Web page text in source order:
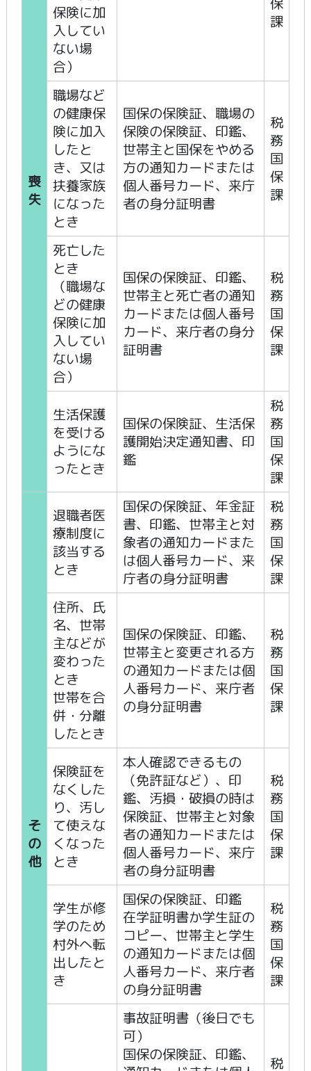
喪
失
保険に加
入してい
ない場
合）
課
職場など
の健康保
険に加入
したと
き、又は
扶養家族
になった
とき
国保の保険証、職場の
保険の保険証、印鑑、
世帯主と国保をやめる
方の通知カードまたは
個人番号カード、来庁
者の身分証明書
税
務
国
保
課
死亡した
とき
（職場な
どの健康
保険に加
入してい
ない場
合）
国保の保険証、印鑑、
世帯主と死亡者の通知
カードまたは個人番号
カード、来庁者の身分
証明書
税
務
国
保
課
生活保護
を受ける
ようにな
ったとき
国保の保険証、生活保
護開始決定通知書、印
鑑
税
務
国
保
課
そ
の
他
退職者医
療制度に
該当する
とき
国保の保険証、年金証
書、印鑑、世帯主と対
象者の通知カードまた
は個人番号カード、来
庁者の身分証明書
税
務
国
保
課
住所、氏
名、世帯
主などが
変わった
とき
世帯を合
併・分離
したとき
国保の保険証、印鑑、
世帯主と変更される方
の通知カードまたは個
人番号カード、来庁者
の身分証明書
税
務
国
保
課
保険証を
なくした
り、汚し
て使えな
くなった
とき
本人確認できるもの
（免許証など）、印
鑑、汚損・破損の時は
保険証、世帯主と対象
者の通知カードまたは
個人番号カード、来庁
者の身分証明書
税
務
国
保
課
学生が修
学のため
村外へ転
出したと
き
国保の保険証、印鑑
在学証明書か学生証の
コピー、世帯主と学生
の通知カードまたは個
人番号カード、来庁者
の身分証明書
税
務
国
保
課
事故証明書（後日でも
可）
国保の保険証、印鑑、
税